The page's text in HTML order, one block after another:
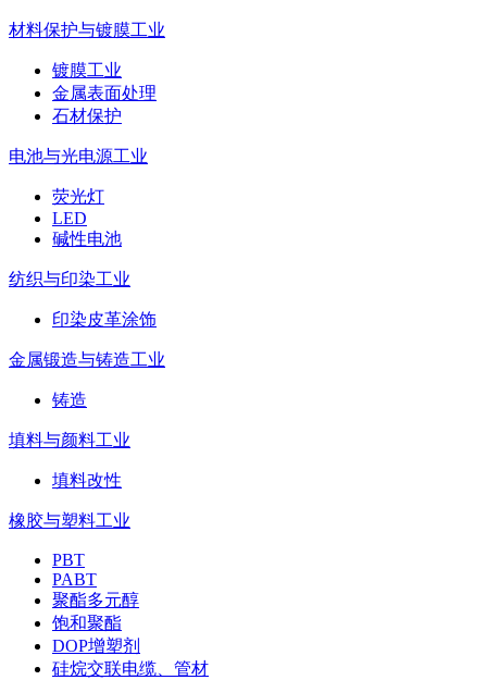
材料保护与镀膜工业
镀膜工业
金属表面处理
石材保护
电池与光电源工业
荧光灯
LED
碱性电池
纺织与印染工业
印染皮革涂饰
金属锻造与铸造工业
铸造
填料与颜料工业
填料改性
橡胶与塑料工业
PBT
PABT
聚酯多元醇
饱和聚酯
DOP增塑剂
硅烷交联电缆、管材